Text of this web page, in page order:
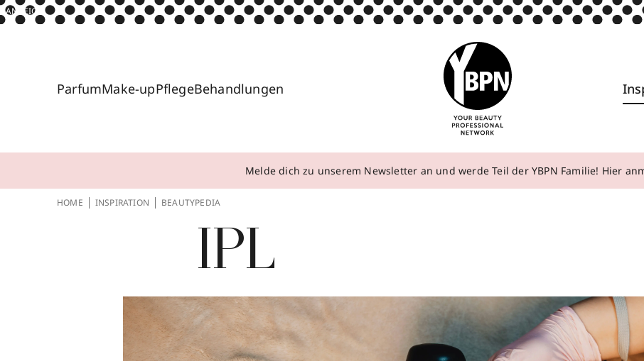
ANZEIGE
ParfumMake-upPflegeBehandlungen
Melde dich zu unserem Newsletter an und werde Teil der YBPN Familie! Hier
HOME INSPIRATION BEAUTYPEDIA
IPL